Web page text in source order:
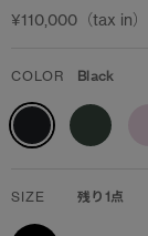
¥110,000（tax in）
COLOR Black
SIZE 残り1点